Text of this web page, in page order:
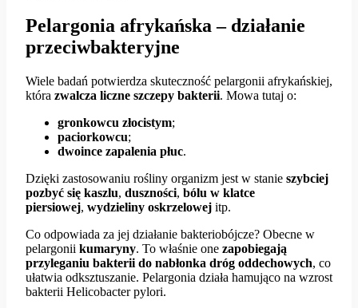
Pelargonia afrykańska – działanie
przeciwbakteryjne
Wiele badań potwierdza skuteczność pelargonii afrykańskiej,
która zwalcza liczne szczepy bakterii. Mowa tutaj o:
gronkowcu złocistym;
paciorkowcu;
dwoince zapalenia płuc.
Dzięki zastosowaniu rośliny organizm jest w stanie szybciej
pozbyć się kaszlu, duszności, bólu w klatce
piersiowej, wydzieliny oskrzelowej itp.
Co odpowiada za jej działanie bakteriobójcze? Obecne w
pelargonii kumaryny. To właśnie one zapobiegają
przyleganiu bakterii do nabłonka dróg oddechowych, co
ułatwia odksztuszanie. Pelargonia działa hamująco na wzrost
bakterii Helicobacter pylori.